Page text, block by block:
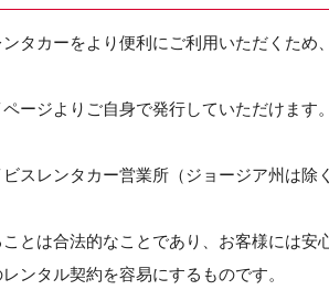
タカーをより便利にご利用いただくため
ージよりご自身で発行していただけます
スレンタカー営業所（ジョージア州は除く
とは合法的なことであり、お客様には
ンタル契約を容易にするものです。